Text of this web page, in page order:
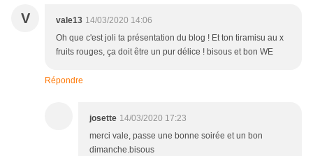
V vale13 14/03/2020 14:06
Oh que c'est joli ta présentation du blog ! Et ton tiramisu au x
fruits rouges, ça doit être un pur délice ! bisous et bon WE
Répondre
josette 14/03/2020 17:23
merci vale, passe une bonne soirée et un bon
dimanche.bisous